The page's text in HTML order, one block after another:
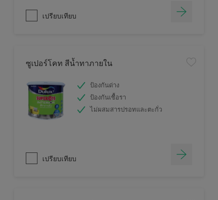
เปรียบเทียบ
ซูเปอร์โคท สีน้ำทาภายใน
ป้องกันด่าง
ป้องกันเชื้อรา
ไม่ผสมสารปรอทและตะกั่ว
เปรียบเทียบ